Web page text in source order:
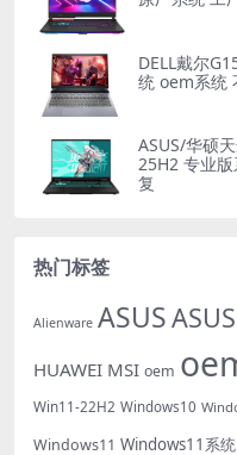
DELL戴尔G15 5515
统 oem系统
ASUS/华硕
25H2 专业
复
热门标签
Alienware ASUS
HUAWEI MSI oem
Win11-22H2 Windows10
Windows11 Windows11系统